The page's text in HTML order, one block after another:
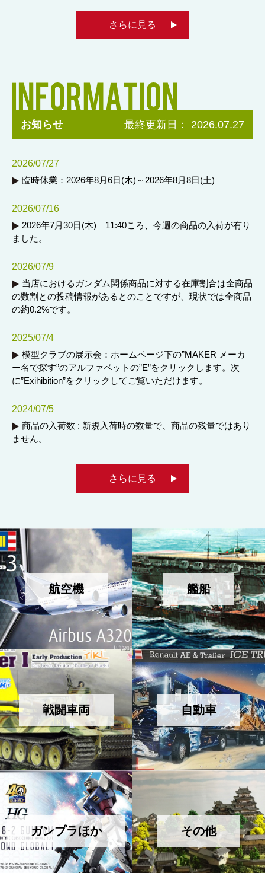
さらに見る
お知らせ 最終更新日： 2026.07.27
2026/07/27
臨時休業：2026年8月6日(木)～2026年8月8日(土)
2026/07/16
2026年7月30日(木) 11:40ころ、今週の商品の入荷が有り
ました。
2026/07/9
当店におけるガンダム関係商品に対する在庫割合は全商品
の数割との投稿情報があるとのことですが、現状では全商品
の約0.2%です。
2025/07/4
模型クラブの展示会：ホームページ下の”MAKER メーカ
ー名で探す”のアルファベットの”E”をクリックします。次
に”Exihibition”をクリックしてご覧いただけます。
2024/07/5
商品の入荷数 : 新規入荷時の数量で、商品の残量ではあり
ません。
さらに見る
航空機 艦船
戦闘車両 自動車
ガンプラほか その他